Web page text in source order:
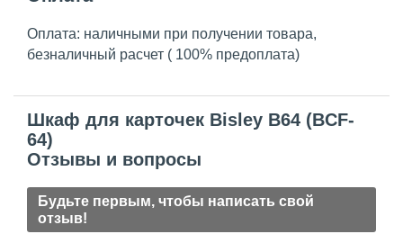
Оплата: наличными при получении товара,
безналичный расчет ( 100% предоплата)
Шкаф для карточек Bisley B64 (BCF-
64)
Отзывы и вопросы
Будьте первым, чтобы написать свой
отзыв!